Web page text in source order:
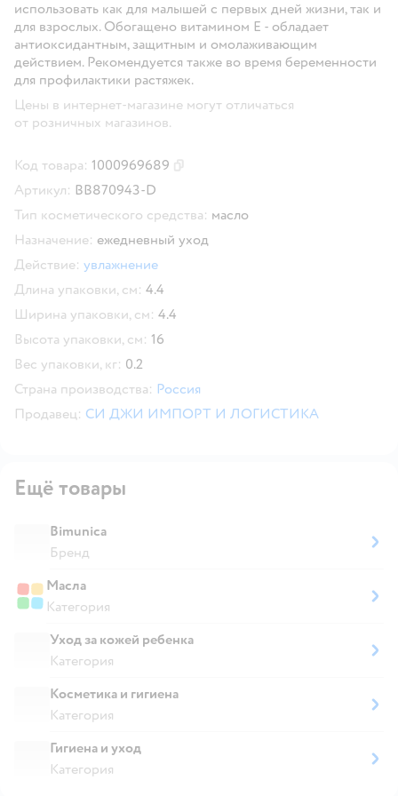
использовать как для малышей с первых дней жизни, так и
для взрослых. Обогащено витамином Е - обладает
антиоксидантным, защитным и омолаживающим
действием. Рекомендуется также во время беременности
для профилактики растяжек.
Цены в интернет-магазине могут отличаться
от розничных магазинов.
Код товара: 1000969689
Артикул: BB870943-D
Тип косметического средства: масло
Назначение: ежедневный уход
Действие: увлажнение
Длина упаковки, см: 4.4
Ширина упаковки, см: 4.4
Высота упаковки, см: 16
Вес упаковки, кг: 0.2
Страна производства: Россия
Продавец: СИ ДЖИ ИМПОРТ И ЛОГИСТИКА
Ещё товары
Bimunica
Бренд
Масла
Категория
Уход за кожей ребенка
Категория
Косметика и гигиена
Категория
Гигиена и уход
Категория